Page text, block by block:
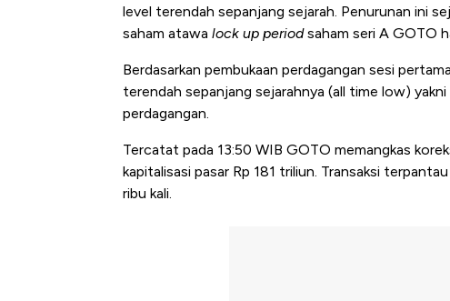
level terendah sepanjang sejarah. Penurunan ini
saham atawa lock up periodsaham seri A GOTO
Berdasarkan pembukaan perdagangan sesi
terendah sepanjang sejarahnya (all time low)
perdagangan.
Tercatat pada 13:50 WIB GOTO memangkas
kapitalisasi pasar Rp 181 triliun. Transaksi
ribu kali.